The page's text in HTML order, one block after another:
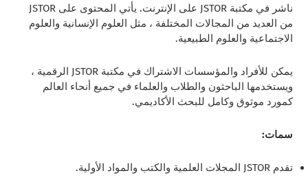
ناشر في مكتبة JSTOR على الإنترنت. يأتي المحتوى على JSTOR
من العديد من المجالات المختلفة ، مثل العلوم الإنسانية والعلوم
الاجتماعية والعلوم الطبيعية.
يمكن للأفراد والمؤسسات الاشتراك في مكتبة JSTOR الرقمية ،
ويستخدمها الباحثون والطلاب والعلماء في جميع أنحاء العالم
كمورد موثوق وكامل للبحث الأكاديمي.
سمات:
تقدم JSTOR المجلات العلمية والكتب والمواد الأولية.